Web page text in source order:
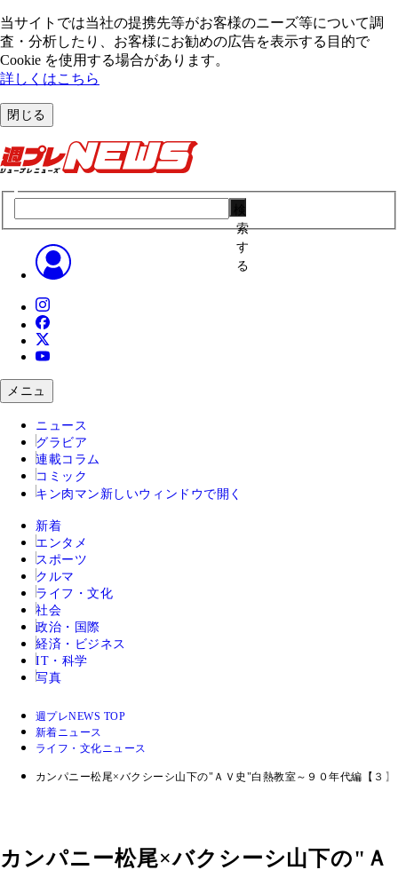
当サイトでは当社の提携先等がお客様のニーズ等について調
査・分析したり、お客様にお勧めの広告を表⽰する⽬的で
Cookie を使⽤する場合があります。
詳しくはこちら
閉じる
索
す
る
メニュ
ニュース
グラビア
連載コラム
コミック
キン肉マン 新しいウィンドウで開く
新着
エンタメ
スポーツ
クルマ
ライフ・文化
社会
政治・国際
経済・ビジネス
IT・科学
写真
週プレNEWS TOP
新着ニュース
ライフ・文化ニュース
カンパニー松尾×バクシーシ山下の"ＡＶ史"白熱教室～９０年代編【３】
カンパニー松尾×バクシーシ山下の"Ａ